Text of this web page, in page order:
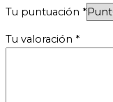
Tu puntuación *
Tu valoración *